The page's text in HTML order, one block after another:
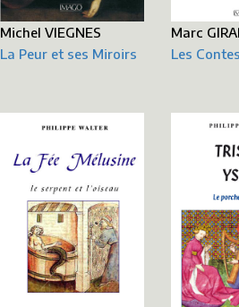
Michel VIEGNES
La Peur et ses Miroirs
Marc
Les